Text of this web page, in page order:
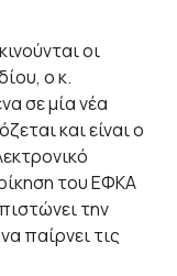
οι
ο κ.
σε μία νέα
και είναι ο
του ΕΦΚΑ
την
παίρνει τις